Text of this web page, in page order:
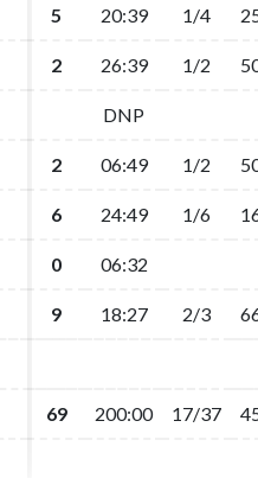
5 20:39 1/4
2 26:39 1/2
DNP
2 06:49 1/2
6 24:49 1/6
0 06:32
9 18:27 2/3
69 200:00 17/37
5 20:39 1/4
2 26:39 1/2
DNP
2 06:49 1/2
6 24:49 1/6
0 06:32
9 18:27 2/3
69 200:00 17/37